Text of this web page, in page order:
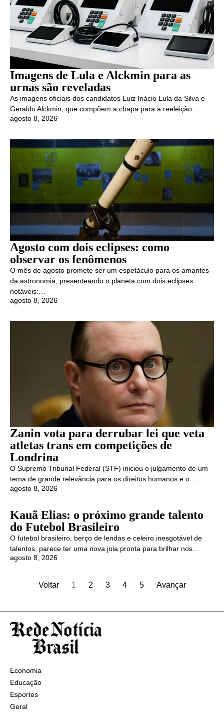
Imagens de Lula e Alckmin para as
urnas são reveladas
As imagens oficiais dos candidatos Luiz Inácio Lula da Silva e
Geraldo Alckmin, que compõem a chapa para a reeleição…
agosto 8, 2026
Agosto com dois eclipses: como
observar os fenômenos
O mês de agosto promete ser um espetáculo para os amantes
da astronomia, presenteando o planeta com dois eclipses
notáveis:…
agosto 8, 2026
Zanin vota para derrubar lei que veta
atletas trans em competições de
Londrina
O Supremo Tribunal Federal (STF) iniciou o julgamento de um
tema de grande relevância para os direitos humanos e o…
agosto 8, 2026
Kauã Elias: o próximo grande talento
do Futebol Brasileiro
O futebol brasileiro, berço de lendas e celeiro inesgotável de
talentos, parece ter uma nova joia pronta para brilhar nos…
agosto 8, 2026
Voltar 1 2 3 4 5 Avançar
Economia
Educação
Esportes
Geral